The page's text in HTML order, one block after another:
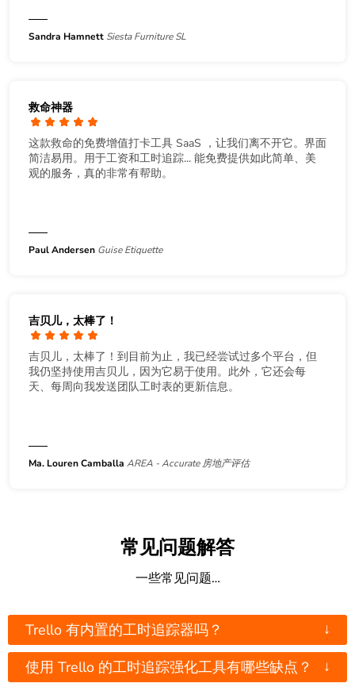
Sandra Hamnett Siesta Furniture SL
救命神器
这款救命的免费增值打卡工具 SaaS ，让我们离不开它。界面
简洁易用。用于工资和工时追踪... 能免费提供如此简单、美
观的服务，真的非常有帮助。
Paul Andersen Guise Etiquette
吉贝儿，太棒了！
吉贝儿，太棒了！到目前为止，我已经尝试过多个平台，但
我仍坚持使用吉贝儿，因为它易于使用。此外，它还会每
天、每周向我发送团队工时表的更新信息。
Ma. Louren Camballa AREA - Accurate 房地产评估
常见问题解答
一些常见问题…
Trello 有内置的工时追踪器吗？ ↓
使用 Trello 的工时追踪强化工具有哪些缺点？ ↓